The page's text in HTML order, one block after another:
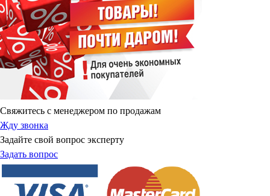
Свяжитесь с менеджером по продажам
Жду звонка
Задайте свой вопрос эксперту
Задать вопрос